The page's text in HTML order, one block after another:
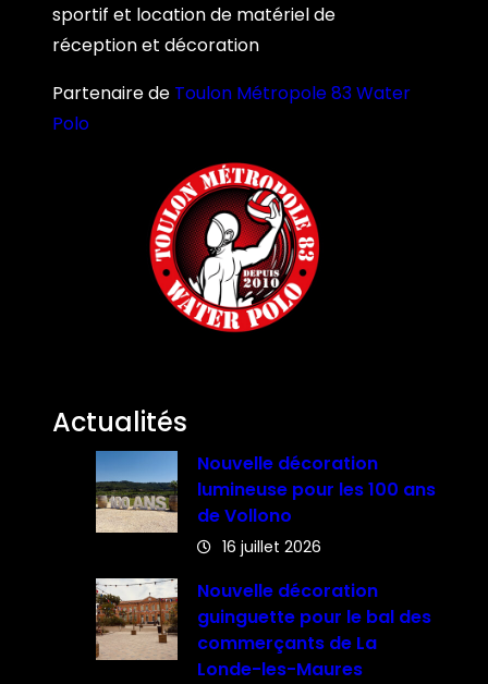
sportif et location de matériel de
réception et décoration
Partenaire de Toulon Métropole 83 Water
Polo
Actualités
Nouvelle décoration
lumineuse pour les 100 ans
de Vollono
16 juillet 2026
Nouvelle décoration
guinguette pour le bal des
commerçants de La
Londe-les-Maures